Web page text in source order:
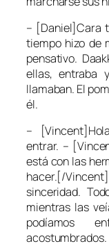
– [Daniel]Cara
tiempo hizo de
pensativo.
ellas, entraba
llamaban. El
él.
–
entrar. –
está con las
hacer.[/
sinceridad.
mientras las
podíamos
acostumbrados.